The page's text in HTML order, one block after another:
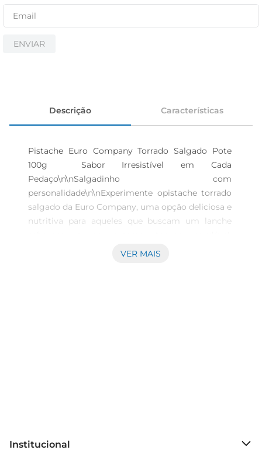
ENVIAR
Descrição Características
Pistache Euro Company Torrado Salgado Pote
100g  Sabor Irresistível em Cada
Pedaço\n\nSalgadinho com
personalidade\n\nExperimente opistache torrado
salgado da Euro Company, uma opção deliciosa e
nutritiva para aqueles que buscam um lanche
Disponível em pote de 100g, esse salgado é ideal
ideal entre o doce e o salgado, que agrada a
VER MAIS
Institucional